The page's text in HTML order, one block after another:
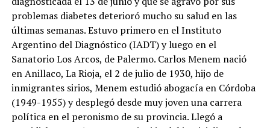
problemas diabetes deterioró mucho su salud en las
últimas semanas. Estuvo primero en el Instituto
Argentino del Diagnóstico (IADT) y luego en el
Sanatorio Los Arcos, de Palermo. Carlos Menem nació
en Anillaco, La Rioja, el 2 de julio de 1930, hijo de
inmigrantes sirios, Menem estudió abogacía en Córdoba
(1949-1955) y desplegó desde muy joven una carrera
política en el peronismo de su provincia. Llegó a